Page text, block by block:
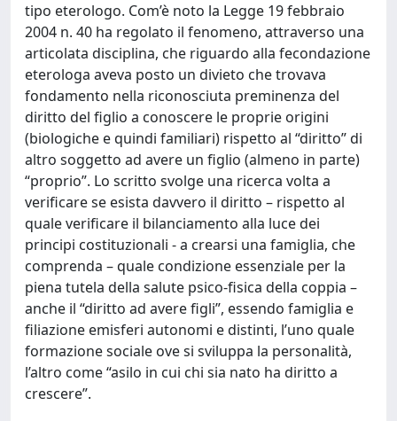
tipo eterologo. Com’è noto la Legge 19 febbraio
2004 n. 40 ha regolato il fenomeno, attraverso una
articolata disciplina, che riguardo alla fecondazione
eterologa aveva posto un divieto che trovava
fondamento nella riconosciuta preminenza del
diritto del figlio a conoscere le proprie origini
(biologiche e quindi familiari) rispetto al “diritto” di
altro soggetto ad avere un figlio (almeno in parte)
“proprio”. Lo scritto svolge una ricerca volta a
verificare se esista davvero il diritto – rispetto al
quale verificare il bilanciamento alla luce dei
principi costituzionali - a crearsi una famiglia, che
comprenda – quale condizione essenziale per la
piena tutela della salute psico-fisica della coppia –
anche il “diritto ad avere figli”, essendo famiglia e
filiazione emisferi autonomi e distinti, l’uno quale
formazione sociale ove si sviluppa la personalità,
l’altro come “asilo in cui chi sia nato ha diritto a
crescere”.